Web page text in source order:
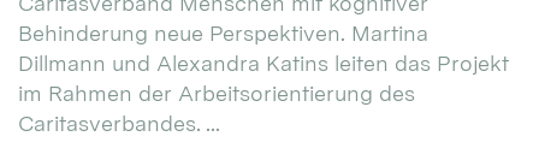
Behinderung neue Perspektiven. Martina
Dillmann und Alexandra Katins leiten das Projekt
im Rahmen der Arbeitsorientierung des
Caritasverbandes. ...